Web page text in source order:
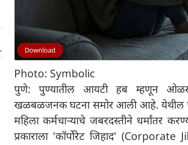
Download
Photo: Symbolic
पुणे: पुण्यातील आयटी हब म्हणून
खळबळजनक घटना समोर आली आहे. येथील
महिला कर्मचाऱ्याचे जबरदस्तीने धर्मांतर
प्रकाराला 'कॉर्पोरेट जिहाद'